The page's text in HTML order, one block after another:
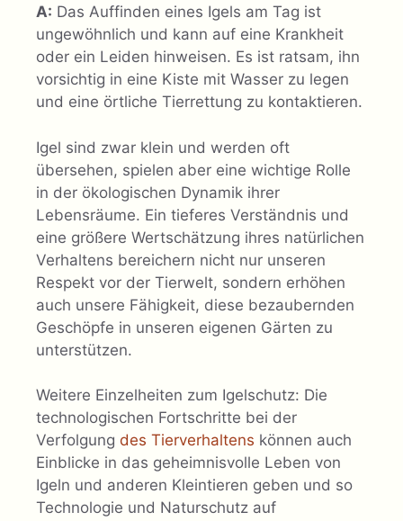
A: Das Auffinden eines Igels am Tag ist
ungewöhnlich und kann auf eine Krankheit
oder ein Leiden hinweisen. Es ist ratsam, ihn
vorsichtig in eine Kiste mit Wasser zu legen
und eine örtliche Tierrettung zu kontaktieren.
Igel sind zwar klein und werden oft
übersehen, spielen aber eine wichtige Rolle
in der ökologischen Dynamik ihrer
Lebensräume. Ein tieferes Verständnis und
eine größere Wertschätzung ihres natürlichen
Verhaltens bereichern nicht nur unseren
Respekt vor der Tierwelt, sondern erhöhen
auch unsere Fähigkeit, diese bezaubernden
Geschöpfe in unseren eigenen Gärten zu
unterstützen.
Weitere Einzelheiten zum Igelschutz: Die
technologischen Fortschritte bei der
Verfolgung des Tierverhaltens können auch
Einblicke in das geheimnisvolle Leben von
Igeln und anderen Kleintieren geben und so
Technologie und Naturschutz auf